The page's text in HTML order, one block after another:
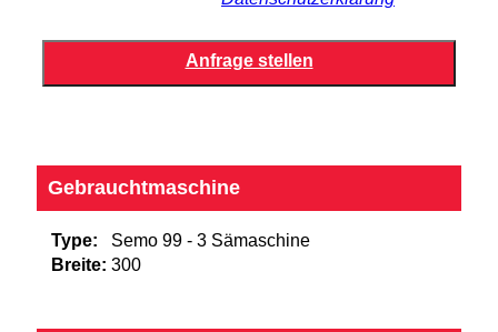
Gebrauchtmaschine
Type:
Semo 99 - 3 Sämaschine
Breite: 300